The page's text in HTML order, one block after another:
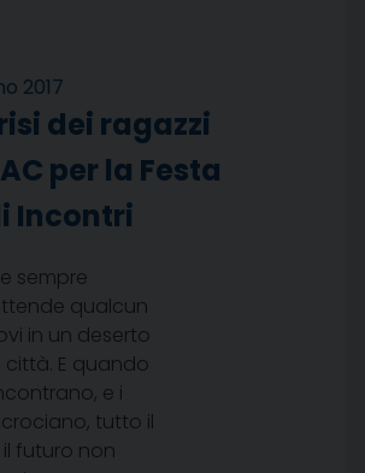
2017
dei ragazzi
per la Festa
Incontri
sempre
qualcun
in un deserto
E quando
e i
tutto il
futuro non